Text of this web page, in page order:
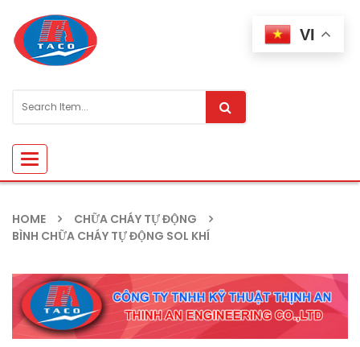
Toggle
navigation
HOME
CHỮA CHÁY TỰ ĐỘNG
BÌNH CHỮA CHÁY TỰ ĐỘNG SOL KHÍ
VI